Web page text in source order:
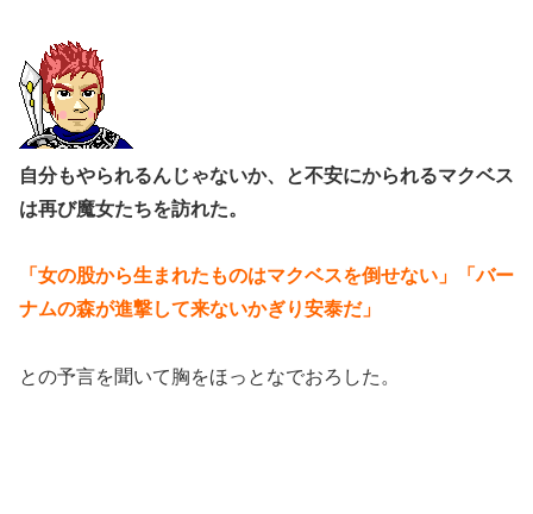
自分もやられるんじゃないか、と不安にかられるマクベス
は再び魔女たちを訪れた。
「女の股から生まれたものはマクベスを倒せない」「バー
ナムの森が進撃して来ないかぎり安泰だ」
との予言を聞いて胸をほっとなでおろした。